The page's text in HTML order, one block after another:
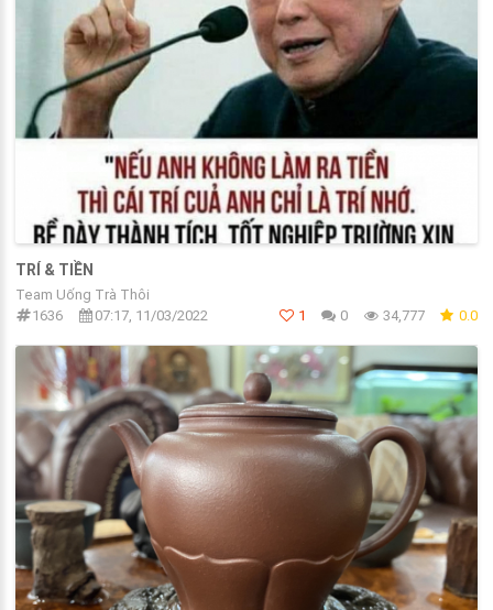
TRÍ & TIỀN
Team Uống Trà Thôi
1636
07:17, 11/03/2022 1 0 34,777 0.0